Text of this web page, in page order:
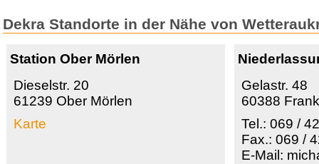
Dekra Standorte in der Nähe von
Station Ober Mörlen
Dieselstr. 20
61239 Ober Mörlen
Karte
Gelastr. 48
60388
Tel.: 069 /
Fax.: 069 /
E-Mail: